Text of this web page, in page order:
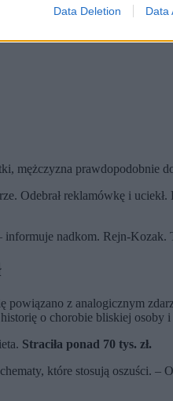
Data Deletion Data
mężczyzna prawdopodobnie
Odebrał reklamówkę i
informuje nadkom. Rejn-Kozak.
z analogicznym
o chorobie bliskiej osoby
Straciła ponad 70 tys. zł.
które stosują oszuści. –